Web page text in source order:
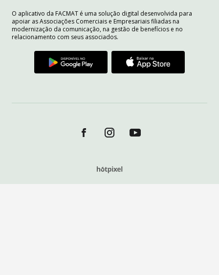
O aplicativo da FACMAT é uma solução digital desenvolvida para
apoiar as Associações Comerciais e Empresariais filiadas na
modernização da comunicação, na gestão de benefícios e no
relacionamento com seus associados.